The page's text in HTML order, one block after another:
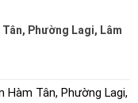
Phường Lagi, Lâm